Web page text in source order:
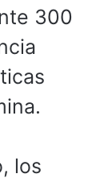
300
los